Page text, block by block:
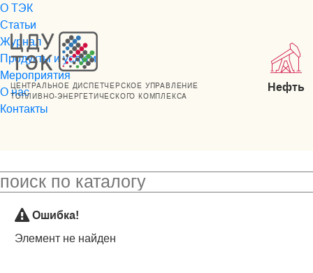
ЦЕНТРАЛЬНОЕ ДИСПЕТЧЕРСКОЕ УПРАВЛЕНИЕ
ТОПЛИВНО-ЭНЕРГЕТИЧЕСКОГО КОМПЛЕКСА
Нефть
О ТЭК
Статьи
Журнал
Продукты и услуги
Мероприятия
О нас
Контакты
Ошибка!
Элемент не найден